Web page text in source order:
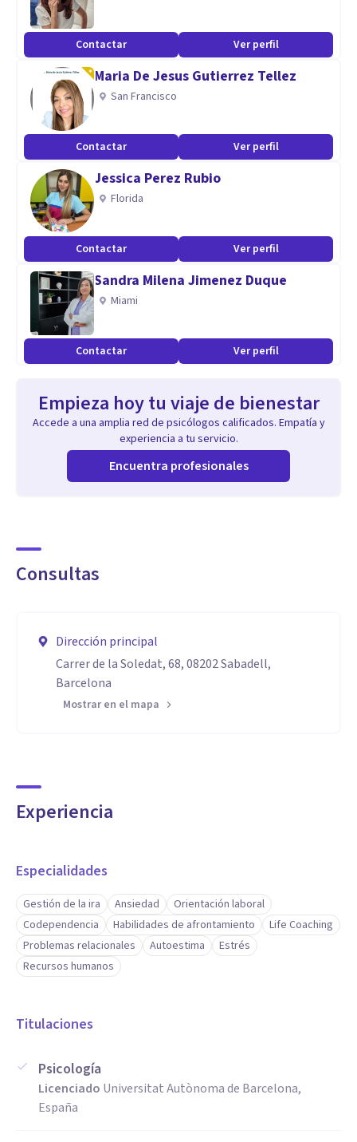
la psicóloga que buscas!
Aptitudes
Tengo experiencia en clínicas de desintoxicación, en centros
de investigación, y en práctica privada en Barcelona y en Los
Ángeles. Las sesiones conmigo se caracterizan por un
espacio seguro en el que podemos trabajar temas como la
culpabilidad o construir autoestima, hasta incrementar el
autoconocimiento.
Contactar Ver perfil
Maria De Jesus Gutierrez Tellez
San Francisco
Contactar Ver perfil
Jessica Perez Rubio
Florida
Contactar Ver perfil
Sandra Milena Jimenez Duque
Miami
Contactar Ver perfil
Empieza hoy tu viaje de bienestar
Accede a una amplia red de psicólogos calificados. Empatía y
experiencia a tu servicio.
Encuentra profesionales
Consultas
Dirección principal
Carrer de la Soledat, 68, 08202 Sabadell,
Barcelona
Mostrar en el mapa
Experiencia
Especialidades
Gestión de la ira Ansiedad
Orientación laboral
Codependencia
Habilidades de afrontamiento
Life Coaching
Problemas relacionales
Autoestima
Estrés
Recursos humanos
Titulaciones
Psicología
Licenciado Universitat Autònoma de Barcelona,
España